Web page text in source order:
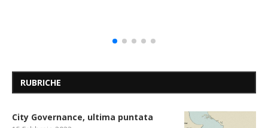
RUBRICHE
City Governance, ultima puntata